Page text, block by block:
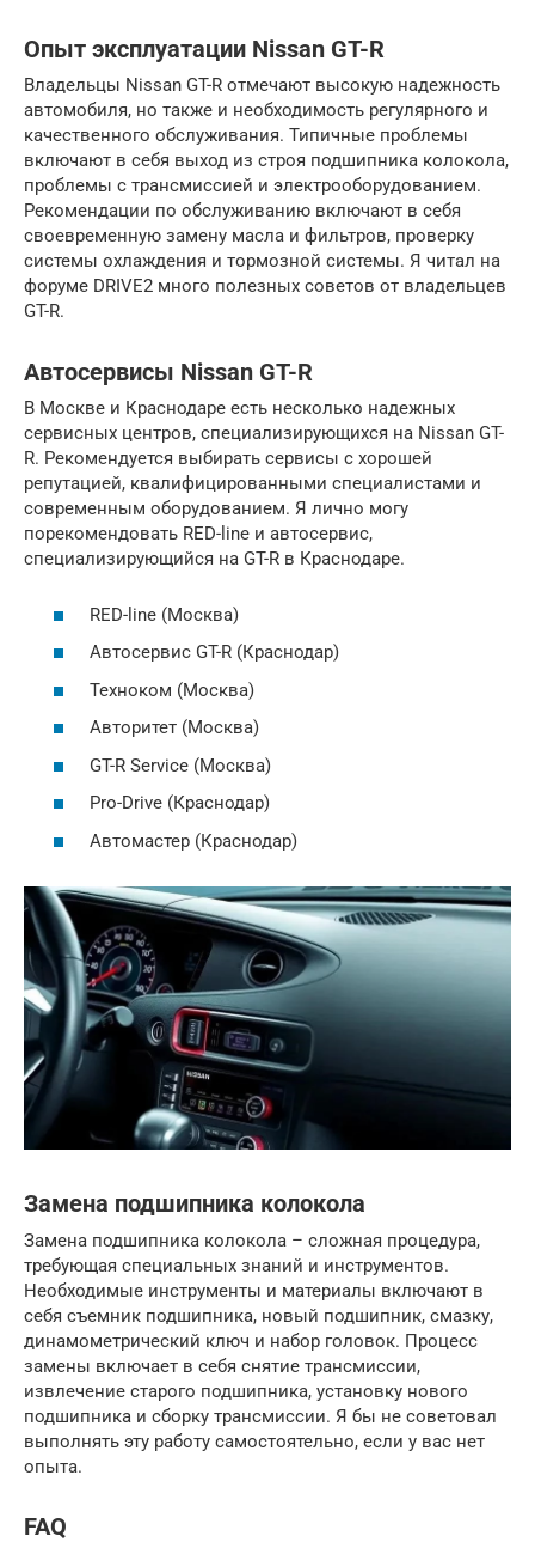
Опыт эксплуатации Nissan GT-R
Владельцы Nissan GT-R отмечают высокую надежность
автомобиля, но также и необходимость регулярного и
качественного обслуживания. Типичные проблемы
включают в себя выход из строя подшипника колокола,
проблемы с трансмиссией и электрооборудованием.
Рекомендации по обслуживанию включают в себя
своевременную замену масла и фильтров, проверку
системы охлаждения и тормозной системы. Я читал на
форуме DRIVE2 много полезных советов от владельцев
GT-R.
Автосервисы Nissan GT-R
В Москве и Краснодаре есть несколько надежных
сервисных центров, специализирующихся на Nissan GT-
R. Рекомендуется выбирать сервисы с хорошей
репутацией, квалифицированными специалистами и
современным оборудованием. Я лично могу
порекомендовать RED-line и автосервис,
специализирующийся на GT-R в Краснодаре.
RED-line (Москва)
Автосервис GT-R (Краснодар)
Техноком (Москва)
Авторитет (Москва)
GT-R Service (Москва)
Pro-Drive (Краснодар)
Автомастер (Краснодар)
Замена подшипника колокола
Замена подшипника колокола – сложная процедура,
требующая специальных знаний и инструментов.
Необходимые инструменты и материалы включают в
себя съемник подшипника, новый подшипник, смазку,
динамометрический ключ и набор головок. Процесс
замены включает в себя снятие трансмиссии,
извлечение старого подшипника, установку нового
подшипника и сборку трансмиссии. Я бы не советовал
выполнять эту работу самостоятельно, если у вас нет
опыта.
FAQ